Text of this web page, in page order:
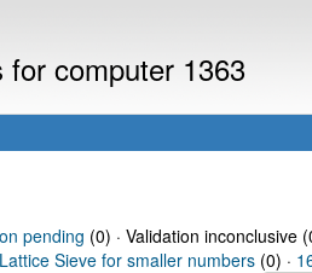
computer 1363
pending (0) · Validation inconclusive
Sieve for smaller numbers (0) ·